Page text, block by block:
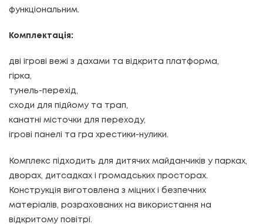
функціональним.
Комплектація:
дві ігрові вежі з дахами та відкрита платформа,
гірка,
тунель-перехід,
сходи для підйому та трап,
канатні місточки для переходу,
ігрові панелі та гра хрестики-нулики.
Комплекс підходить для дитячих майданчиків у парках,
дворах, дитсадках і громадських просторах.
Конструкція виготовлена з міцних і безпечних
матеріалів, розрахованих на використання на
відкритому повітрі.